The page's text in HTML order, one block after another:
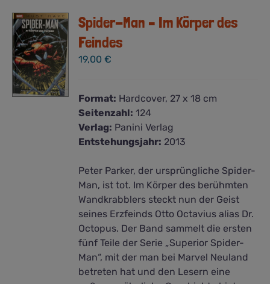
Spider-Man – Im Körper des
Feindes
19,00€
Format: Hardcover, 27 x 18 cm
Seitenzahl: 124
Verlag: Panini Verlag
Entstehungsjahr: 2013
Peter Parker, der ursprüngliche Spider-
Man, ist tot. Im Körper des berühmten
Wandkrabblers steckt nun der Geist
seines Erzfeinds Otto Octavius alias Dr.
Octopus. Der Band sammelt die ersten
fünf Teile der Serie „Superior Spider-
Man“, mit der man bei Marvel Neuland
betreten hat und den Lesern eine